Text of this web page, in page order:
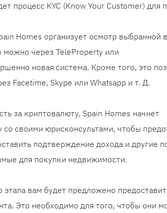
процесс KYC (Know Your Customer) для
Homes организует осмотр выбранной
через TeleProperty или
новая система. Кроме того, это
Facetime, Skype или Whatsapp и т. Д.
за криптовалюту, Spain Homes начнет
со своими юрисконсультами, чтобы
подтверждение дохода и другие
для покупки недвижимости.
вам будет предложено
Это необходимо для того, чтобы они